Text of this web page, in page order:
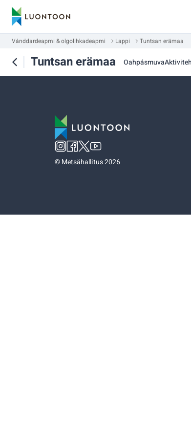
Vánddardeapmi & olgolihkadeapmi Lappi Tuntsan erämaa
Tuntsan erämaa Oahpásmuva
©Metsähallitus 2026